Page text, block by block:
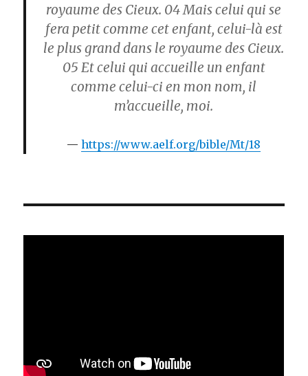
royaume des Cieux. 04Mais celui qui se
fera petit comme cet enfant, celui-là est
le plus grand dans le royaume des Cieux.
05 Et celui qui accueille un enfant
comme celui-ci en mon nom, il
m’accueille, moi.
https://www.aelf.org/bible/Mt/18